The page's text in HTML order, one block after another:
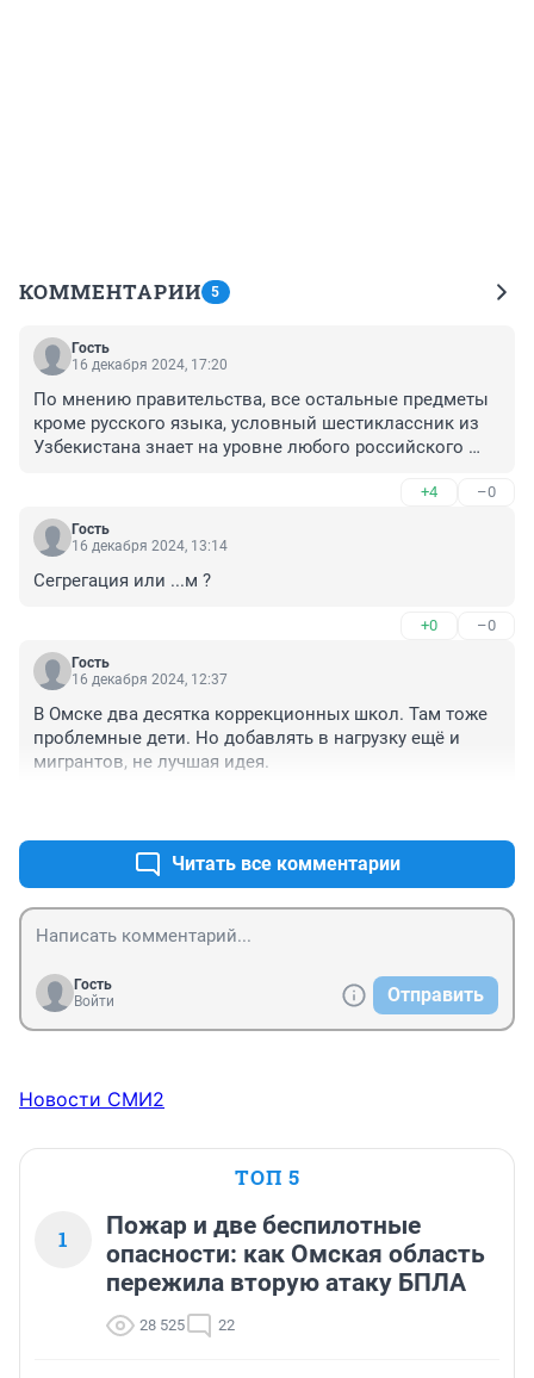
КОММЕНТАРИИ 5
Гость
16 декабря 2024, 17:20
По мнению правительства, все остальные предметы
кроме русского языка, условный шестиклассник из
Узбекистана знает на уровне любого российского
назад? И получатся школьные абу-банды, которые
будут кашмарить детей на 3 года моложе.
+4 –0
Гость
16 декабря 2024, 13:14
Сегрегация или ...м ?
+0 –0
Гость
16 декабря 2024, 12:37
В Омске два десятка коррекционных школ. Там тоже
проблемные дети. Но добавлять в нагрузку ещё и
мигрантов, не лучшая идея.
Читать все комментарии
Гость
Войти
Отправить
Новости СМИ2
ТОП 5
1
Пожар и две беспилотные
опасности: как Омская область
пережила вторую атаку БПЛА
28 525 22